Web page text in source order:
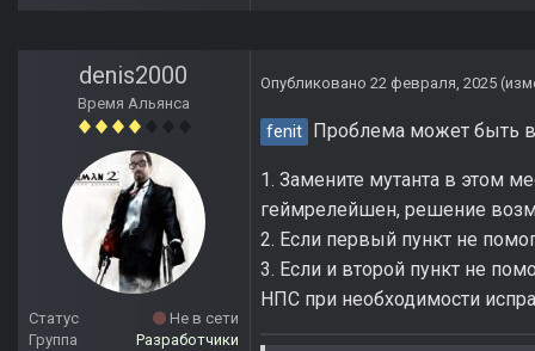
denis2000
Время Альянса
Статус
Не в сети
Группа
Разработчики
Опубликовано 22 февраля, 2025
fenit Проблема может быть в
1. Замените мутанта в этом
геймрелейшен, решение
2. Если первый пункт не
3. Если и второй пункт не
НПС при необходимости